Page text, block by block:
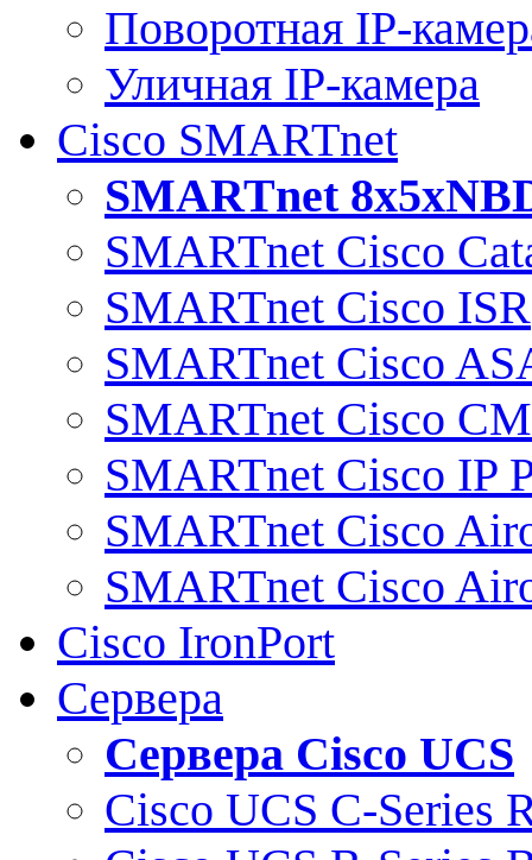
Поворотная IP-
Уличная IP-камера
Cisco SMARTnet
SMARTnet
SMARTnet Cisco
SMARTnet Cisco ISR
SMARTnet Cisco
SMARTnet Cisco
SMARTnet Cisco IP
SMARTnet Cisco
SMARTnet Cisco
Cisco IronPort
Сервера
Сервера Cisco UCS
Cisco UCS C-Series